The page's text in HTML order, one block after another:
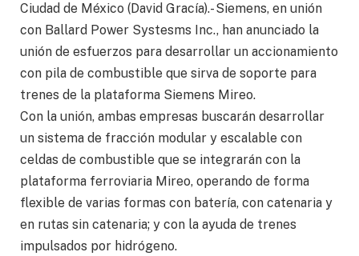
Ciudad de México (David Gracía).- Siemens, en unión
con Ballard Power Systesms Inc., han anunciado la
unión de esfuerzos para desarrollar un accionamiento
con pila de combustible que sirva de soporte para
trenes de la plataforma Siemens Mireo.
Con la unión, ambas empresas buscarán desarrollar
un sistema de fracción modular y escalable con
celdas de combustible que se integrarán con la
plataforma ferroviaria Mireo, operando de forma
flexible de varias formas con batería, con catenaria y
en rutas sin catenaria; y con la ayuda de trenes
impulsados por hidrógeno.